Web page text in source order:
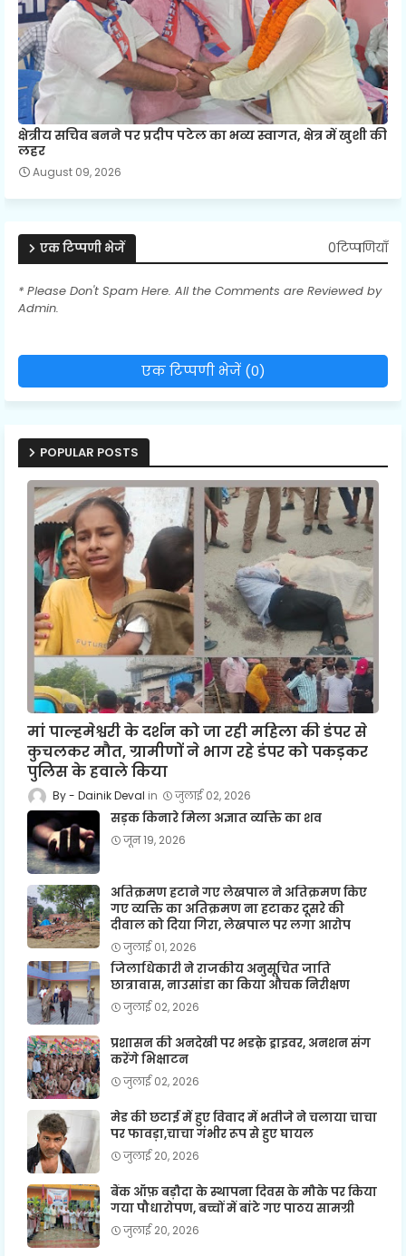
क्षेत्रीय सचिव बनने पर प्रदीप पटेल का भव्य स्वागत, क्षेत्र में खुशी की
लहर
August 09, 2026
एक टिप्पणी भेजें 0टिप्पणियाँ
* Please Don't Spam Here. All the Comments are Reviewed by
Admin.
एक टिप्पणी भेजें (0)
POPULAR POSTS
मां पाल्हमेश्वरी के दर्शन को जा रही महिला की डंपर से
कुचलकर मौत, ग्रामीणों ने भाग रहे डंपर को पकड़कर
पुलिस के हवाले किया
Dainik Deval जुलाई 02, 2026
सड़क किनारे मिला अज्ञात व्यक्ति का शव
जून 19, 2026
अतिक्रमण हटाने गए लेखपाल ने अतिक्रमण किए
गए व्यक्ति का अतिक्रमण ना हटाकर दूसरे की
दीवाल को दिया गिरा, लेखपाल पर लगा आरोप
जुलाई 01, 2026
जिलाधिकारी ने राजकीय अनुसूचित जाति
छात्रावास, नाउसांडा का किया औचक निरीक्षण
जुलाई 02, 2026
प्रशासन की अनदेखी पर भडक़े ड्राइवर, अनशन संग
करेंगे भिक्षाटन
जुलाई 02, 2026
मेड की छटाई में हुए विवाद में भतीजे ने चलाया चाचा
पर फावड़ा,चाचा गंभीर रूप से हुए घायल
जुलाई 20, 2026
बैंक ऑफ़ बड़ौदा के स्थापना दिवस के मौके पर किया
गया पौधारोपण, बच्चों में बांटे गए पाठय सामग्री
जुलाई 20, 2026